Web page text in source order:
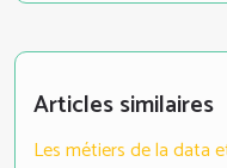
Articles similaires
Les métiers de la data